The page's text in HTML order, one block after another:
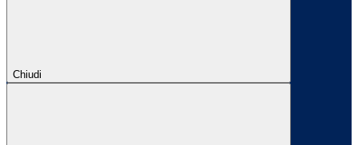
Chiudi